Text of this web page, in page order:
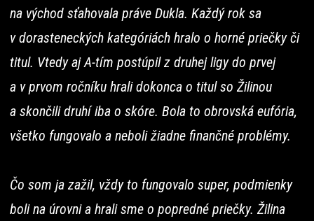
na východ sťahovala práve Dukla. Každý rok sa
v dorasteneckých kategóriách hralo o horné priečky či
titul. Vtedy aj A-tím postúpil z druhej ligy do prvej
a v prvom ročníku hrali dokonca o titul so Žilinou
a skončili druhí iba o skóre. Bola to obrovská eufória,
všetko fungovalo a neboli žiadne finančné problémy.
Čo som ja zažil, vždy to fungovalo super, podmienky
boli na úrovni a hrali sme o popredné priečky. Žilina